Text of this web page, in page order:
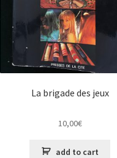
La brigade des jeux
10,00€
add to cart